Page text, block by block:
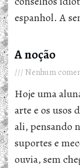
espanhol. A
A noção
Nenhum
Hoje uma
arte e os usos
ali, pensando
suportes e
ouvia, sem